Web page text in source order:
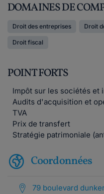
DOMAINES DE
Droit des entreprises Droit
Droit fiscal
POINT FORTS
Impôt sur les sociétés et
Audits d'acquisition et
TVA
Prix de transfert
Stratégie patrimoniale
Coordonnées
79 boulevard